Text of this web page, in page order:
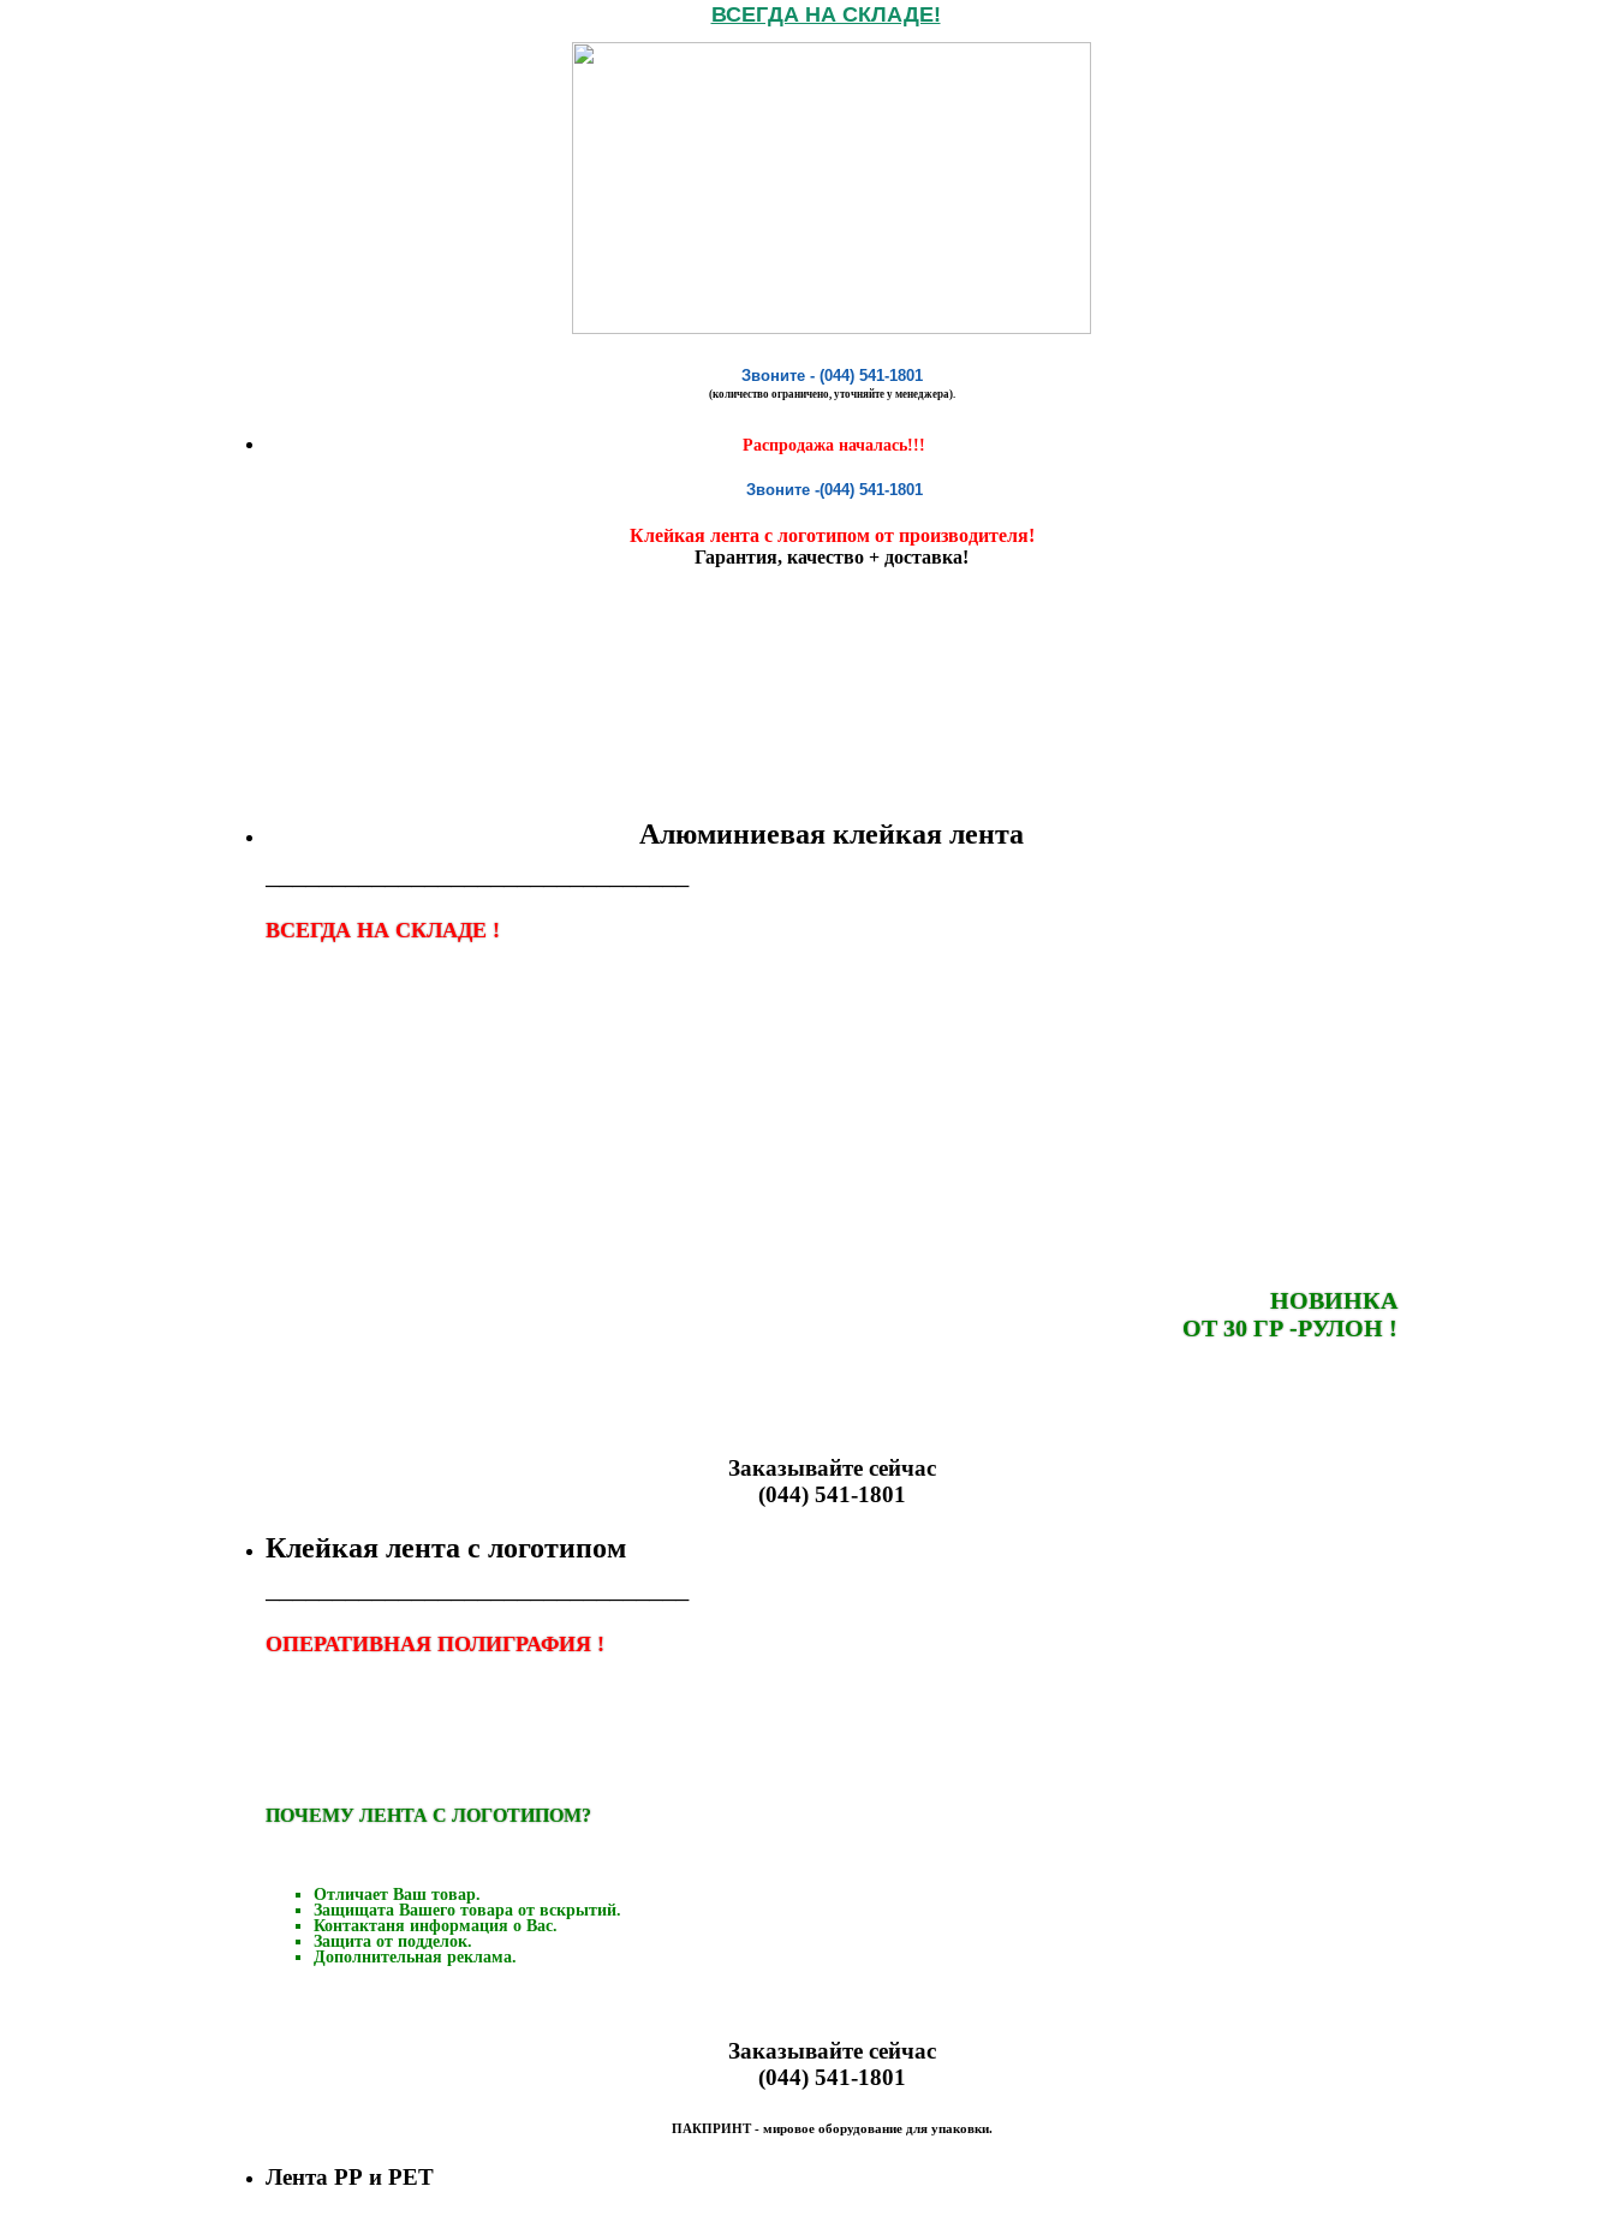
ВСЕГДА НА СКЛАДЕ!
Звоните - (044) 541-1801
(количество ограничено, уточняйте у менеджера).
Распродажа началась!!!
Звоните -(044) 541-1801
Клейкая лента с логотипом от производителя!
Гарантия, качество + доставка!
Алюминиевая клейкая лента
────────────────────────────────
ВСЕГДА НА СКЛАДЕ !
НОВИНКА
ОТ 30 ГР -РУЛОН !
Заказывайте сейчас
(044) 541-1801
Клейкая лента с логотипом
────────────────────────────────
ОПЕРАТИВНАЯ ПОЛИГРАФИЯ !
ПОЧЕМУ ЛЕНТА С ЛОГОТИПОМ?
Отличает Ваш товар.
Защищата Вашего товара от вскрытий.
Контактаня информация о Вас.
Защита от подделок.
Дополнительная реклама.
Заказывайте сейчас
(044) 541-1801
ПАКПРИНТ - мировое оборудование для упаковки.
Лента РР и РЕТ